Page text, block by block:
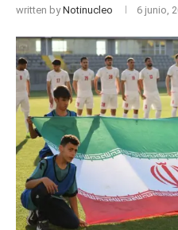
written byNotinucleo 6 junio,